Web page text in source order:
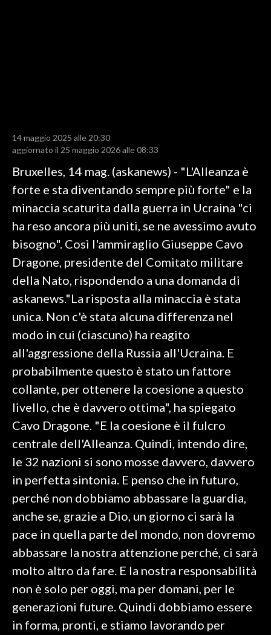
RISULTATI E CLASSIFICHE
CALCIO REGIONALE
BASKET
VOLLEY
MOTORI
TENNIS
ALTRI SPORT
CULTURA
GOSSIP
SALUTE
SARDEGNA TURISMO
SARDI NEL MONDO
NOTIZIE
EVENTI
3 MINUTI CON
INSULARITÀ
INFO AZIENDE
ABBONATI
14 maggio 2025 alle 20:30
aggiornato il 25 maggio 2026 alle 08:33
Bruxelles, 14 mag. (askanews) - "L'Alleanza è
forte e sta diventando sempre più forte" e la
minaccia scaturita dalla guerra in Ucraina "ci
ha reso ancora più uniti, se ne avessimo avuto
bisogno". Così l'ammiraglio Giuseppe Cavo
Dragone, presidente del Comitato militare
della Nato, rispondendo a una domanda di
askanews."La risposta alla minaccia è stata
unica. Non c'è stata alcuna differenza nel
modo in cui (ciascuno) ha reagito
all'aggressione della Russia all'Ucraina. E
probabilmente questo è stato un fattore
collante, per ottenere la coesione a questo
livello, che è davvero ottima", ha spiegato
Cavo Dragone. "E la coesione è il fulcro
centrale dell'Alleanza. Quindi, intendo dire,
le 32 nazioni si sono mosse davvero, davvero
in perfetta sintonia. E penso che in futuro,
perché non dobbiamo abbassare la guardia,
anche se, grazie a Dio, un giorno ci sarà la
pace in quella parte del mondo, non dovremo
abbassare la nostra attenzione perché, ci sarà
molto altro da fare. E la nostra responsabilità
non è solo per oggi, ma per domani, per le
generazioni future. Quindi dobbiamo essere
in forma, pronti, e stiamo lavorando per